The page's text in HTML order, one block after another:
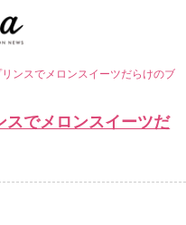
ンスでメロンスイーツだらけのブ
スでメロンスイーツだ